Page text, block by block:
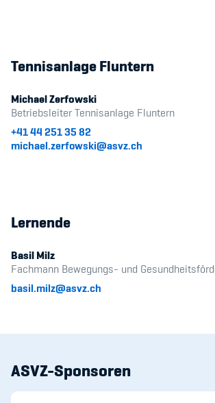
Tennisanlage Fluntern
Michael Zerfowski
Betriebsleiter Tennisanlage Fluntern
+41 44 251 35 82
michael.zerfowski@asvz.ch
Lernende
Basil Milz
Fachmann Bewegungs- und
basil.milz@asvz.ch
ASVZ-Sponsoren